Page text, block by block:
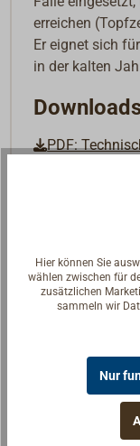
erreichen
Er eignet sich
in der kalten
PDF:
Hier können Sie
wählen zwischen für
zusätzlichen
sammeln wir
Nur